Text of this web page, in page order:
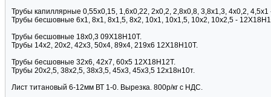
Трубы капиллярные 0,55х0,15, 1,6х0,22, 2х0,2, 2,8х0,8, 3,8х1,3, 4х0,2,
Трубы бесшовные 6х1, 8х1, 8х1,5, 8х2, 10х1, 10х1,5, 10х2, 10х2,5 -
Трубы бесшовные 18х0,3 09Х18Н10Т.
Трубы 14х2, 20х2, 42х3, 50х4, 89х4, 219х6 12Х18Н10Т.
Трубы бесшовные 32х6, 42х7, 60х5 12Х18Н12Т.
Трубы 20х2,5, 38х2,5, 38х3,5, 45х3, 45х3,5 12х18н10т.
Лист титановый 6-12мм ВТ 1-0. Вырезка. 800р/кг с НДС.